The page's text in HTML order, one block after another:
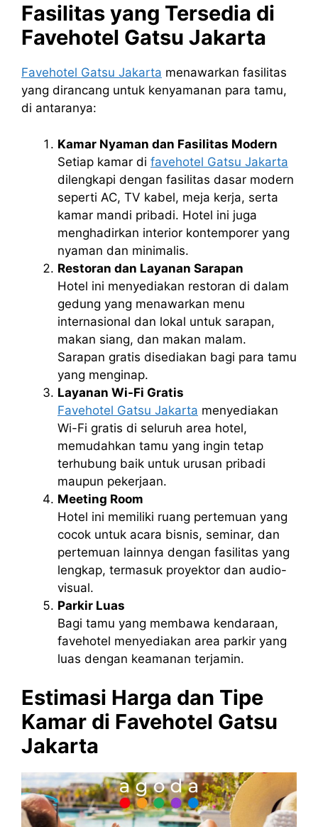
Fasilitas yang Tersedia di
Favehotel Gatsu Jakarta
Favehotel Gatsu Jakarta menawarkan fasilitas
yang dirancang untuk kenyamanan para tamu,
di antaranya:
Kamar Nyaman dan Fasilitas Modern
Setiap kamar di favehotel Gatsu Jakarta
dilengkapi dengan fasilitas dasar modern
seperti AC, TV kabel, meja kerja, serta
kamar mandi pribadi. Hotel ini juga
menghadirkan interior kontemporer yang
nyaman dan minimalis.
Restoran dan Layanan Sarapan
Hotel ini menyediakan restoran di dalam
gedung yang menawarkan menu
internasional dan lokal untuk sarapan,
makan siang, dan makan malam.
Sarapan gratis disediakan bagi para tamu
yang menginap.
Layanan Wi-Fi Gratis
Favehotel Gatsu Jakarta menyediakan
Wi-Fi gratis di seluruh area hotel,
memudahkan tamu yang ingin tetap
terhubung baik untuk urusan pribadi
maupun pekerjaan.
Meeting Room
Hotel ini memiliki ruang pertemuan yang
cocok untuk acara bisnis, seminar, dan
pertemuan lainnya dengan fasilitas yang
lengkap, termasuk proyektor dan audio-
visual.
Parkir Luas
Bagi tamu yang membawa kendaraan,
favehotel menyediakan area parkir yang
luas dengan keamanan terjamin.
Estimasi Harga dan Tipe
Kamar di Favehotel Gatsu
Jakarta